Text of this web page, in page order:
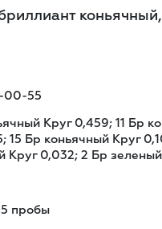
коньячный,
00-55
Круг 0,459; 11 Бр
15 Бр коньячный Круг
Круг 0,032; 2 Бр
пробы